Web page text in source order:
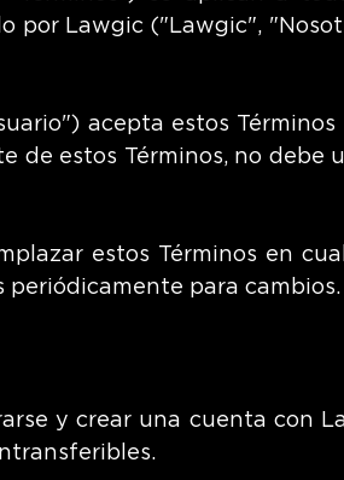
por Lawgic ("Lawgic",
acepta estos Términos
de estos Términos, no debe
estos Términos en
periódicamente para cambios.
y crear una cuenta con